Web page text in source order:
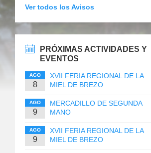
Ver todos los Avisos
PRÓXIMAS ACTIVIDADES Y
EVENTOS
AGO
8
XVII FERIA REGIONAL DE LA
MIEL DE BREZO
AGO
9
MERCADILLO DE SEGUNDA
MANO
AGO
9
XVII FERIA REGIONAL DE LA
MIEL DE BREZO